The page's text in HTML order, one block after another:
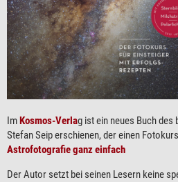
ImKosmos-Verlag ist ein neues Buch
Stefan Seip erschienen, der einen
Astrofotografie ganz einfach
Der Autor setzt bei seinen Lesern keine